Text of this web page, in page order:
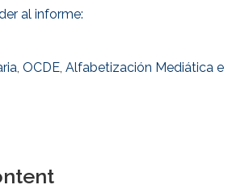
al informe:
, OCDE, Alfabetización Mediática e